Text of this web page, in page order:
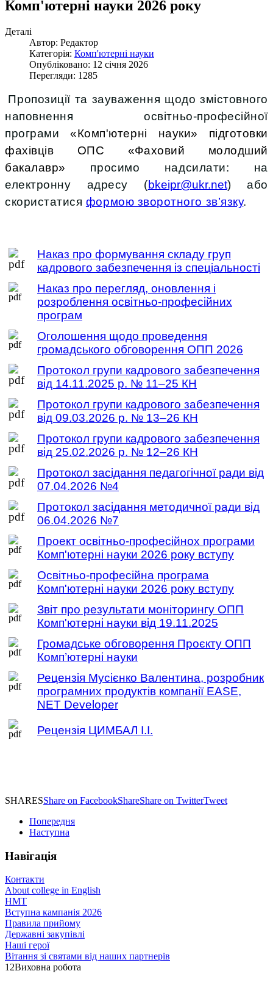
Комп'ютерні науки 2026 року
Деталі
Автор: Редактор
Категорія: Комп'ютерні науки
Опубліковано: 12 січня 2026
Перегляди: 1285
Пропозиції та зауваження щодо змістовного
наповнення освітньо-професійної
програми«Комп'ютерні науки»
підготовки
фахівців ОПС «Фаховий молодший
бакалавр» просимо надсилати: на
електронну адресу (bkeipr@ukr.net) або
скористатися формою зворотного зв’язку.
Наказ про формування складу груп
кадрового забезпечення із спеціальності
Наказ про перегляд, оновлення і
розроблення освітньо-професійних
програм
Оголошення щодо проведення
громадського обговорення ОПП 2026
Протокол групи кадрового забезпечення
від 14.11.2025 р. № 11–25 КН
Протокол групи кадрового забезпечення
від 09.03.2026 р. № 13–26 КН
Протокол групи кадрового забезпечення
від 25.02.2026 р. № 12–26 КН
Протокол засідання педагогічної ради від
07.04.2026 №4
Протокол засідання методичної ради від
06.04.2026 №7
Проект освітньо-професійнох програми
Комп'ютерні науки 2026 року вступу
Освітньо-професійна програма
Комп'ютерні науки 2026 року вступу
Звіт про результати моніторингу ОПП
Комп'ютерні науки від 19.11.2025
Громадське обговорення Проєкту ОПП
Комп’ютерні науки
Рецензія Мусієнко Валентина, розробник
програмних продуктів компанії EASE,
NET Developer
Рецензія ЦИМБАЛ І.І.
SHARESShare on FacebookShareShare on TwitterTweet
Попередня
Наступна
Навігація
Контакти
About college in English
НМТ
Вступна кампанія 2026
Правила прийому
Державні закупівлі
Наші герої
Вітання зі святами від наших партнерів
12Виховна робота